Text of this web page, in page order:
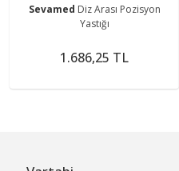
Sevamed Diz Arası Pozisyon
Yastığı
1.686,25 TL